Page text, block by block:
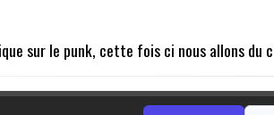
sur le punk, cette fois ci nous allons du